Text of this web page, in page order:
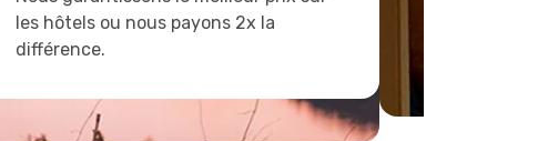
les hôtels ou nous payons 2x la
différence.